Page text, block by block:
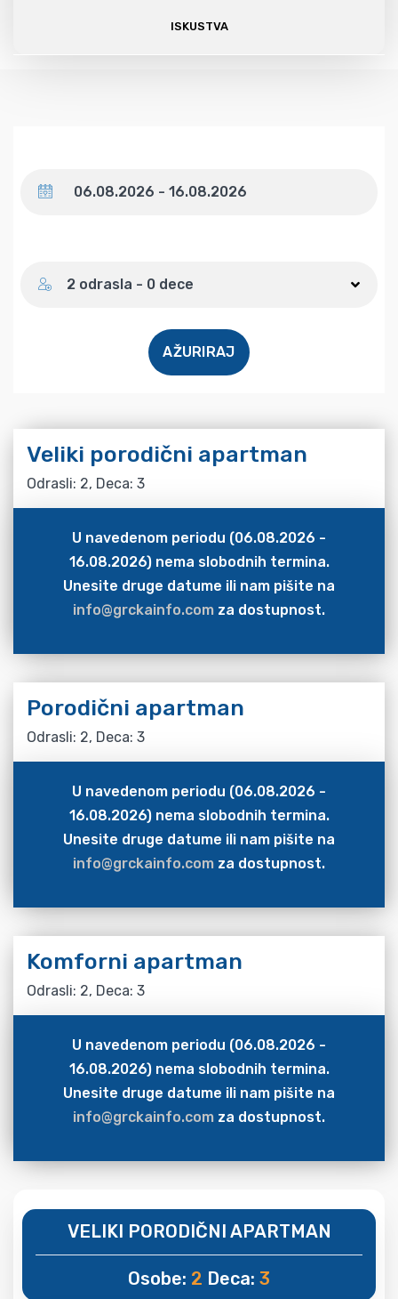
ISKUSTVA
2 odrasla - 0 dece
AŽURIRAJ
Veliki porodični apartman
Odrasli: 2, Deca: 3
U navedenom periodu (06.08.2026 -
16.08.2026) nema slobodnih termina.
Unesite druge datume ili nam pišite na
info@grckainfo.com za dostupnost.
Porodični apartman
Odrasli: 2, Deca: 3
U navedenom periodu (06.08.2026 -
16.08.2026) nema slobodnih termina.
Unesite druge datume ili nam pišite na
info@grckainfo.com za dostupnost.
Komforni apartman
Odrasli: 2, Deca: 3
U navedenom periodu (06.08.2026 -
16.08.2026) nema slobodnih termina.
Unesite druge datume ili nam pišite na
info@grckainfo.com za dostupnost.
VELIKI PORODIČNI APARTMAN
Osobe: 2 Deca: 3